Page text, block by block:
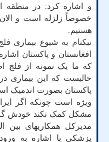
و اشاره کرد: در منطقه
خصوصاً زلزله است و
هستیم.
نیکنام به شیوع بیماری
که ما یک نمونه از فلج
حالیست که این بیماری
پاکستان بصورت اندمیک
ویژه است چونکه اگر
مشکل کمک نکند خودش
مدیرکل همکاریهای بین
پزشکی با اشاره به ورود